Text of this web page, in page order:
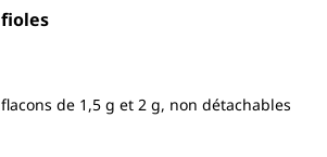
sur 5 étoiles
de 1,5 g et 2 g, non détachables